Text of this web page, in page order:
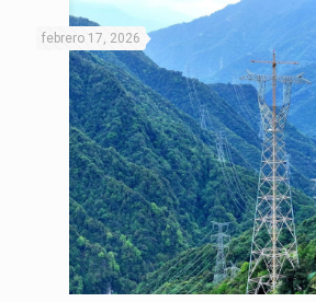
febrero 17, 2026